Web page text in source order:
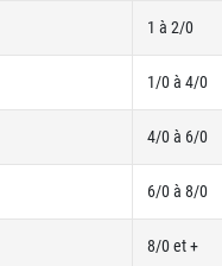
1 à 2/0
1/0 à 4/0
4/0 à 6/0
6/0 à 8/0
8/0 et +